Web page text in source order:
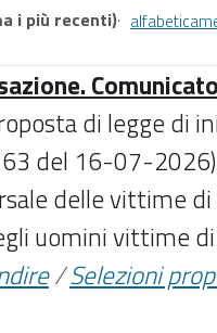
i più recenti)·
di legge di
del 16-07-
delle vittime
uomini vittime
/Selezioni